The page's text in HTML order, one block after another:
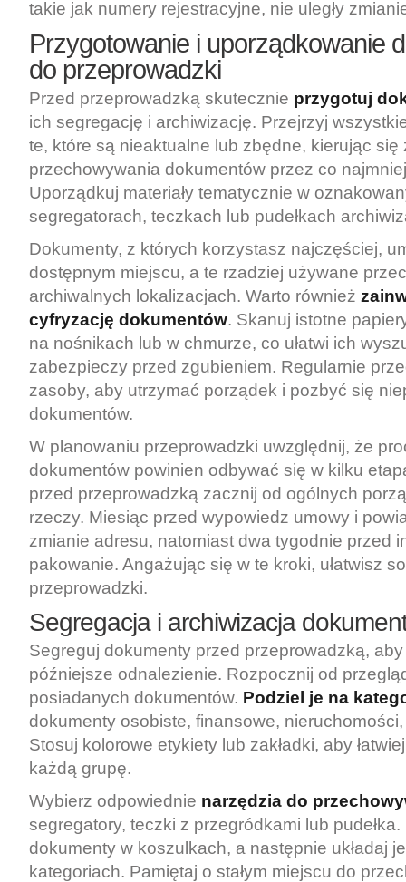
takie jak numery rejestracyjne, nie uległy
Przygotowanie i uporządkowanie
do przeprowadzki
Przed przeprowadzką skutecznie przygotuj
ich segregację i archiwizację. Przejrzyj
te, które są nieaktualne lub zbędne, kierując się
przechowywania dokumentów przez co
Uporządkuj materiały tematycznie w
segregatorach, teczkach lub pudełkach
Dokumenty, z których korzystasz najczęściej,
dostępnym miejscu, a te rzadziej używane
archiwalnych lokalizacjach. Warto również
cyfryzację dokumentów. Skanuj istotne
na nośnikach lub w chmurze, co ułatwi ich
zabezpieczy przed zgubieniem. Regularnie
zasoby, aby utrzymać porządek i pozbyć się
dokumentów.
W planowaniu przeprowadzki uwzględnij, że
dokumentów powinien odbywać się w kilku
przed przeprowadzką zacznij od ogólnych
rzeczy. Miesiąc przed wypowiedz umowy i
zmianie adresu, natomiast dwa tygodnie przed
pakowanie. Angażując się w te kroki, ułatwisz
przeprowadzki.
Segregacja i archiwizacja
Segreguj dokumenty przed przeprowadzką, aby
późniejsze odnalezienie. Rozpocznij od
posiadanych dokumentów. Podziel je na
dokumenty osobiste, finansowe,
Stosuj kolorowe etykiety lub zakładki, aby
każdą grupę.
Wybierz odpowiednie narzędzia do
segregatory, teczki z przegródkami lub pudełka.
dokumenty w koszulkach, a następnie układaj
kategoriach. Pamiętaj o stałym miejscu do